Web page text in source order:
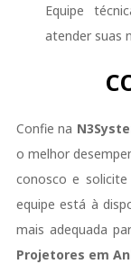
Equipe
atender suas
Confie na
o melhor
conosco e
equipe está à
mais adequada
Projetores em